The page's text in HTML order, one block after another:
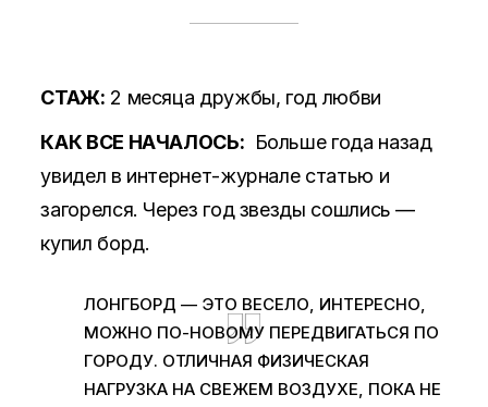
СТАЖ: 2 месяца дружбы, год любви
КАК ВСЕ НАЧАЛОСЬ: Больше года назад
увидел в интернет-журнале статью и
загорелся. Через год звезды сошлись —
купил борд.
ЛОНГБОРД — ЭТО ВЕСЕЛО, ИНТЕРЕСНО,
МОЖНО ПО-НОВОМУ ПЕРЕДВИГАТЬСЯ ПО
ГОРОДУ. ОТЛИЧНАЯ ФИЗИЧЕСКАЯ
НАГРУЗКА НА СВЕЖЕМ ВОЗДУХЕ, ПОКА НЕ